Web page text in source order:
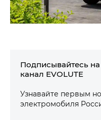
Подписывайтесь
канал EVOLUTE
Узнавайте первым
электромобиля